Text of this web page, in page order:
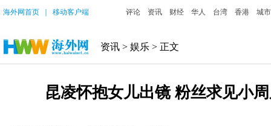
海外网首页 移动客户端 评论 资讯 财经 华人 台湾 香港 城市
资讯 > 娱乐 > 正文
昆凌怀抱女儿出镜 粉丝求见小